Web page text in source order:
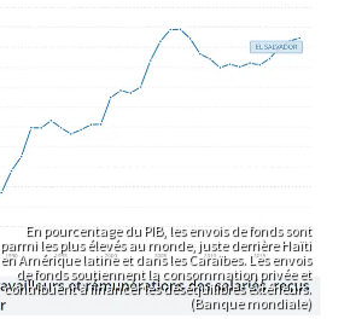
En pourcentage du PIB, les envois de fonds sont
parmi les plus élevés au monde, juste derrière Haïti
en Amérique latine et dans les Caraïbes. Les envois
de fonds soutiennent la consommation privée et
contribuent à financer les déséquilibres extérieurs.
(Banque mondiale)